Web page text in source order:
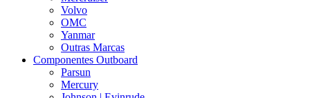
Volvo
OMC
Yanmar
Outras Marcas
Componentes Outboard
Parsun
Mercury